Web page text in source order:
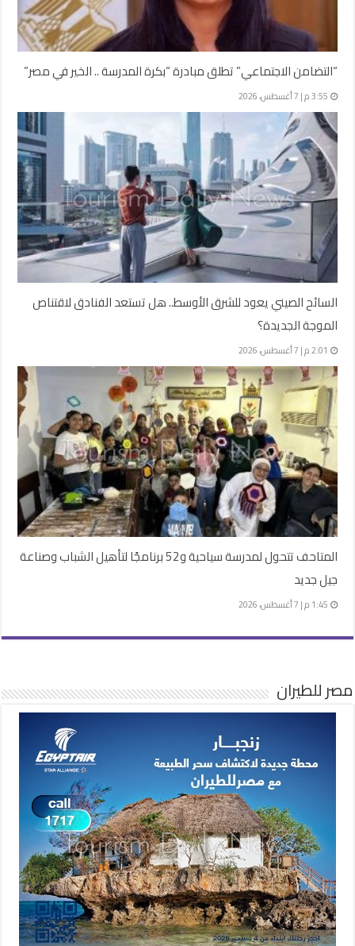
“التضامن الاجتماعي” تطلق مبادرة “بكرة المدرسة .. الخير في مصر”
3:55 م | 7 أغسطس، 2026
السائح الصيني يعود للشرق الأوسط.. هل تستعد الفنادق لاقتناص
الموجة الجديدة؟
2:01 م | 7 أغسطس، 2026
المتاحف تتحول لمدرسة سياحية و52 برنامجًا لتأهيل الشباب وصناعة
جيل جديد
1:45 م | 7 أغسطس، 2026
مصر للطيران